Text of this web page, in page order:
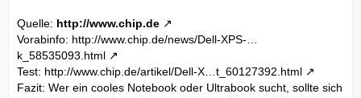
Quelle: http://www.chip.de
Vorabinfo: http://www.chip.de/news/Dell-XPS-…
k_58535093.html
Test: http://www.chip.de/artikel/Dell-X…t_60127392.html
Fazit: Wer ein cooles Notebook oder Ultrabook sucht, sollte sich